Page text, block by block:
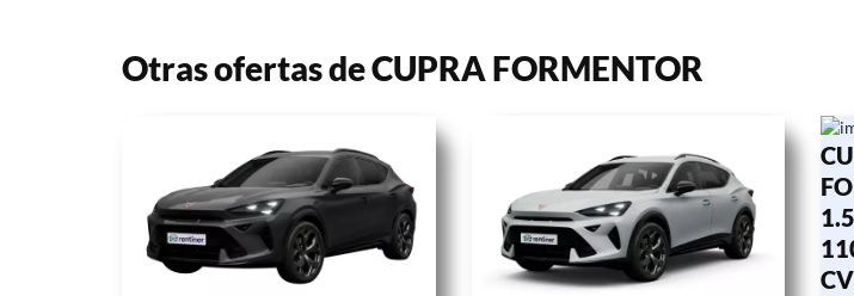
Otras ofertas de CUPRA FORMENTOR